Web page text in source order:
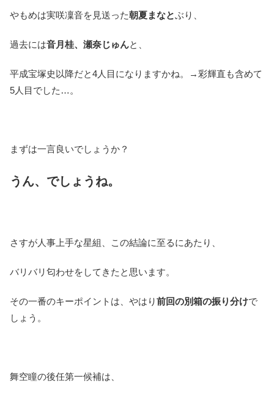
やもめは実咲凜音を見送った朝夏まなとぶり、
過去には音月桂、瀬奈じゅんと、
平成宝塚史以降だと4人目になりますかね。→彩輝直も含めて
5人目でした…。
まずは一言良いでしょうか？
うん、でしょうね。
さすが人事上手な星組、この結論に至るにあたり、
バリバリ匂わせをしてきたと思います。
その一番のキーポイントは、やはり前回の別箱の振り分けで
しょう。
舞空瞳の後任第一候補は、